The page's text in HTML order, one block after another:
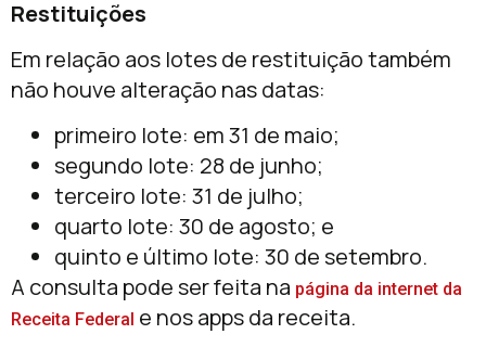
Restituições
Em relação aos lotes de restituição também
não houve alteração nas datas:
primeiro lote: em 31 de maio;
segundo lote: 28 de junho;
terceiro lote: 31 de julho;
quarto lote: 30 de agosto; e
quinto e último lote: 30 de setembro.
A consulta pode ser feita na página da internet da
Receita Federal e nos apps da receita.